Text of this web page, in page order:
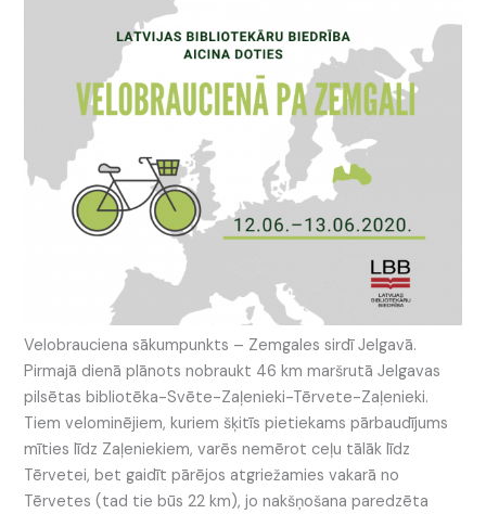
Velobrauciena sākumpunkts – Zemgales sirdī Jelgavā.
Pirmajā dienā plānots nobraukt 46 km maršrutā Jelgavas
pilsētas bibliotēka-Svēte-Zaļenieki-Tērvete-Zaļenieki.
Tiem velominējiem, kuriem šķitīs pietiekams pārbaudījums
mīties līdz Zaļeniekiem, varēs nemērot ceļu tālāk līdz
Tērvetei, bet gaidīt pārējos atgriežamies vakarā no
Tērvetes (tad tie būs 22 km), jo nakšņošana paredzēta